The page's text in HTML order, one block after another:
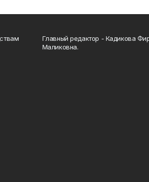
Главный редактор - Кадикова
Маликовна.